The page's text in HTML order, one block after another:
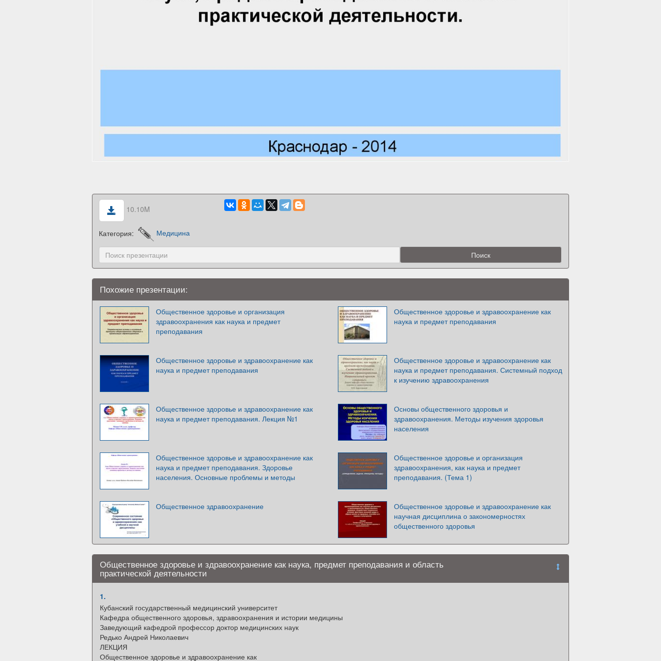
10.10M
Категория: Медицина
Похожие презентации:
Общественное здоровье и организация
здравоохранения как наука и предмет
преподавания
Общественное здоровье и здравоохранение как
наука и предмет преподавания
Общественное здоровье и здравоохранение как
наука и предмет преподавания
Общественное здоровье и здравоохранение как
наука и предмет преподавания. Системный подход
к изучению здравоохранения
Общественное здоровье и здравоохранение как
наука и предмет преподавания. Лекция №1
Основы общественного здоровья и
здравоохранения. Методы изучения здоровья
населения
Общественное здоровье и здравоохранение как
наука и предмет преподавания. Здоровье
населения. Основные проблемы и методы
Общественное здоровье и организация
здравоохранения, как наука и предмет
преподавания. (Тема 1)
Общественное здравоохранение
Общественное здоровье и здравоохранение как
научная дисциплина о закономерностях
общественного здоровья
Общественное здоровье и здравоохранение как наука, предмет преподавания и область
практической деятельности
1.
Кубанский государственный медицинский университет
Кафедра общественного здоровья, здравоохранения и истории медицины
Заведующий кафедрой профессор доктор медицинских наук
Редько Андрей Николаевич
ЛЕКЦИЯ
Общественное здоровье и здравоохранение как